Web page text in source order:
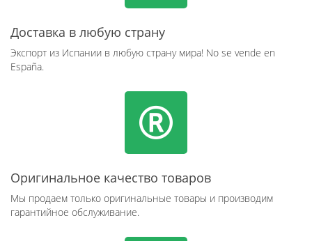
Доставка в любую страну
Экспорт из Испании в любую страну мира! No se vende en
España.
Оригинальное качество товаров
Мы продаем только оригинальные товары и производим
гарантийное обслуживание.